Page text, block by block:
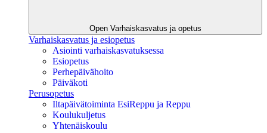
Open Varhaiskasvatus ja opetus
Varhaiskasvatus ja esiopetus
Asiointi varhaiskasvatuksessa
Esiopetus
Perhepäivähoito
Päiväkoti
Perusopetus
Iltapäivätoiminta EsiReppu ja Reppu
Koulukuljetus
Yhtenäiskoulu